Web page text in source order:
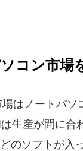
コン市場
はノートパソ
生産が間に合
のソフトが入